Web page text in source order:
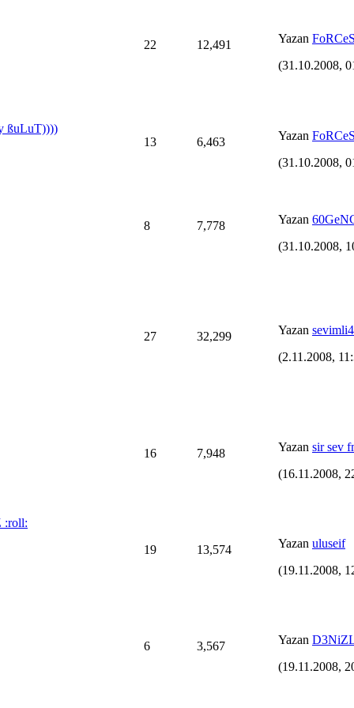
22 12,491 Yazan
(31.10.2008,
ßuLuT))))
13
6,463 Yazan
(31.10.2008,
8 7,778 Yazan
(31.10.2008,
27 32,299 Yazan
(2.11.2008,
16 7,948 Yazan sir sev
(16.11.2008,
:roll:
19
13,574 Yazan uluseif
(19.11.2008,
6 3,567 Yazan
(19.11.2008,